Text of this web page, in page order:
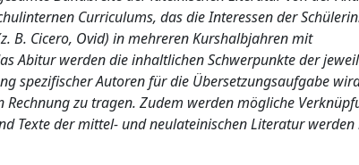
Curriculums, das die Interessen der
B. Cicero, Ovid) in mehreren Kurshalbjahren mit
Abitur werden die inhaltlichen Schwerpunkte der
spezifischer Autoren für die Übersetzungsaufgabe
zu tragen. Zudem werden mögliche
Texte der mittel- und neulateinischen Literatur werden